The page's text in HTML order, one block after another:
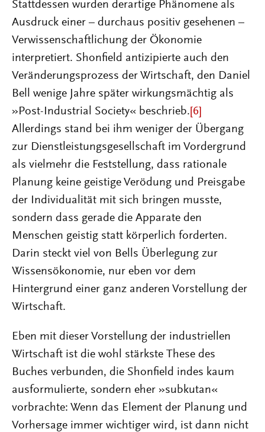
Stattdessen wurden derartige Phänomene als
Ausdruck einer – durchaus positiv gesehenen –
Verwissenschaftlichung der Ökonomie
interpretiert. Shonfield antizipierte auch den
Veränderungsprozess der Wirtschaft, den Daniel
Bell wenige Jahre später wirkungsmächtig als
»Post-Industrial Society« beschrieb. [6]
Allerdings stand bei ihm weniger der Übergang
zur Dienstleistungsgesellschaft im Vordergrund
als vielmehr die Feststellung, dass rationale
Planung keine geistige Verödung und Preisgabe
der Individualität mit sich bringen musste,
sondern dass gerade die Apparate den
Menschen geistig statt körperlich forderten.
Darin steckt viel von Bells Überlegung zur
Wissensökonomie, nur eben vor dem
Hintergrund einer ganz anderen Vorstellung der
Wirtschaft.
Eben mit dieser Vorstellung der industriellen
Wirtschaft ist die wohl stärkste These des
Buches verbunden, die Shonfield indes kaum
ausformulierte, sondern eher »subkutan«
vorbrachte: Wenn das Element der Planung und
Vorhersage immer wichtiger wird, ist dann nicht